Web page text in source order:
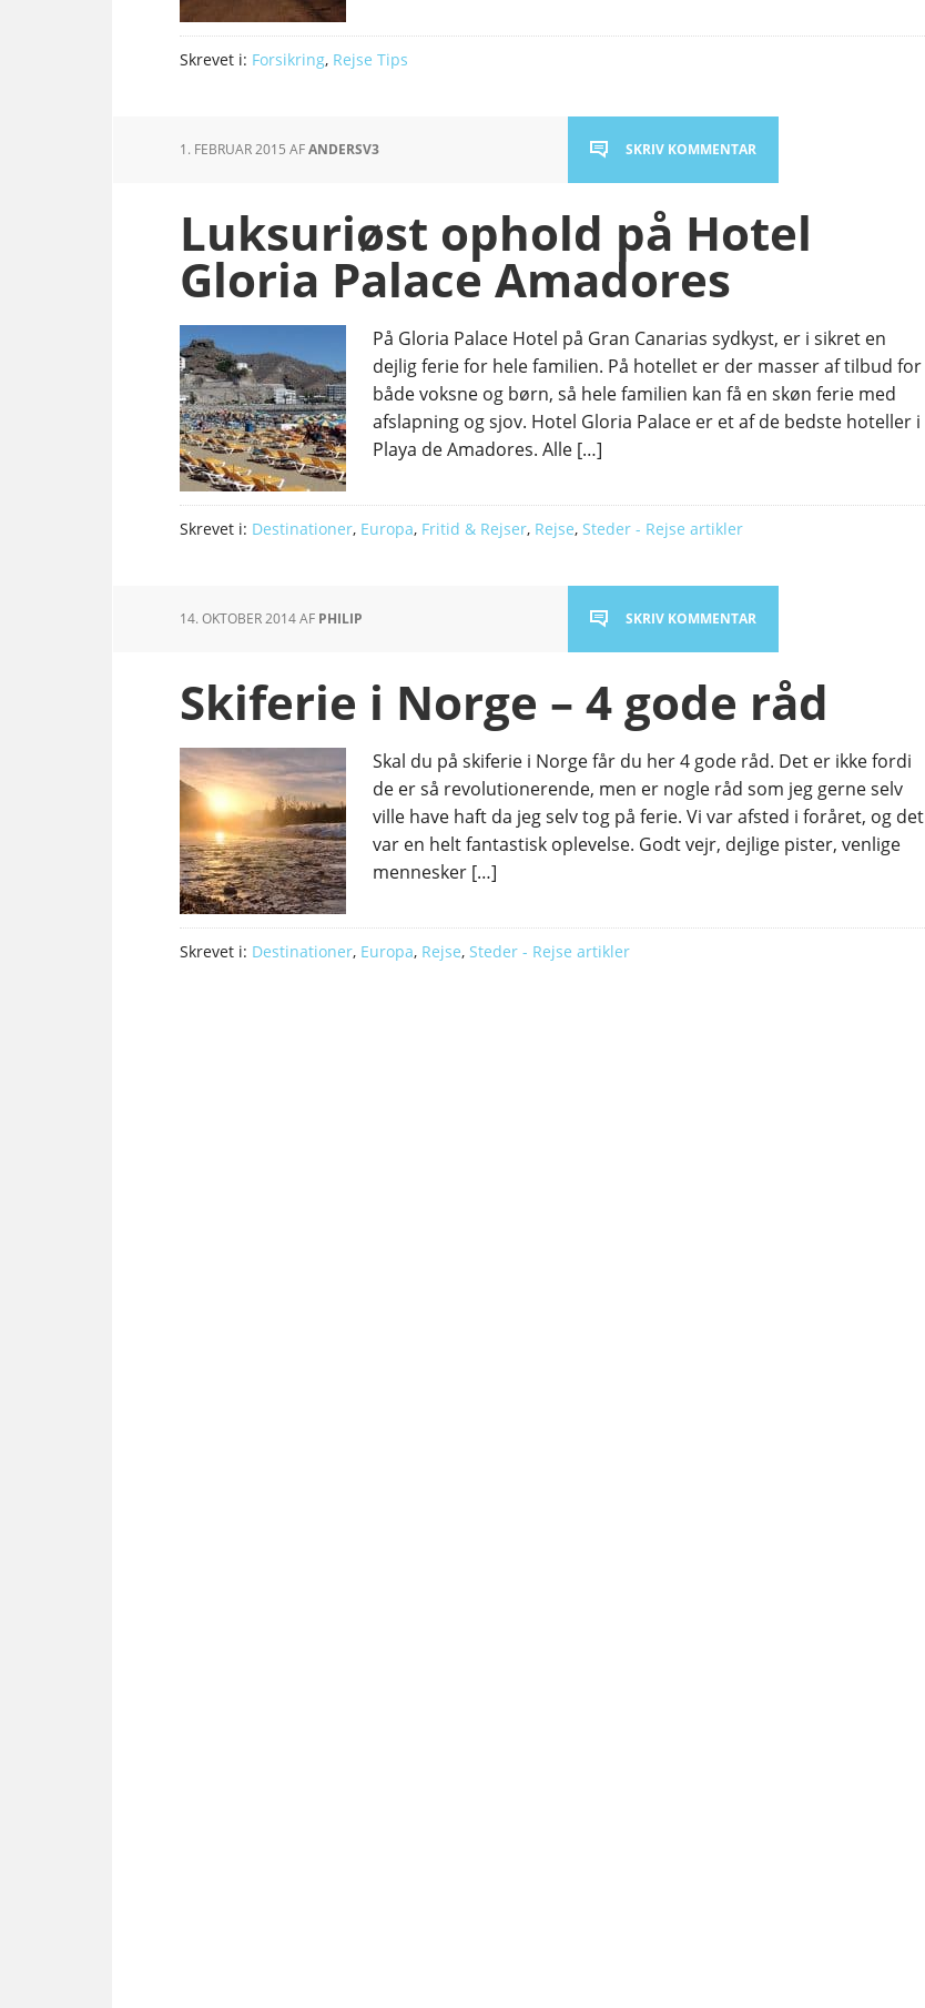
Skrevet i: Forsikring, Rejse Tips
1. FEBRUAR 2015 AFANDERSV3 SKRIV KOMMENTAR
Luksuriøst ophold på Hotel
Gloria Palace Amadores
På Gloria Palace Hotel på Gran Canarias sydkyst, er i sikret en
dejlig ferie for hele familien. På hotellet er der masser af tilbud for
både voksne og børn, så hele familien kan få en skøn ferie med
afslapning og sjov. Hotel Gloria Palace er et af de bedste hoteller i
Playa de Amadores. Alle […]
Skrevet i: Destinationer, Europa, Fritid & Rejser, Rejse, Steder - Rejse artikler
14. OKTOBER 2014AF PHILIP SKRIV KOMMENTAR
Skiferie i Norge – 4 gode råd
Skal du på skiferie i Norge får du her 4 gode råd. Det er ikke fordi
de er så revolutionerende, men er nogle råd som jeg gerne selv
ville have haft da jeg selv tog på ferie. Vi var afsted i foråret, og det
var en helt fantastisk oplevelse. Godt vejr, dejlige pister, venlige
mennesker […]
Skrevet i: Destinationer, Europa, Rejse, Steder - Rejse artikler